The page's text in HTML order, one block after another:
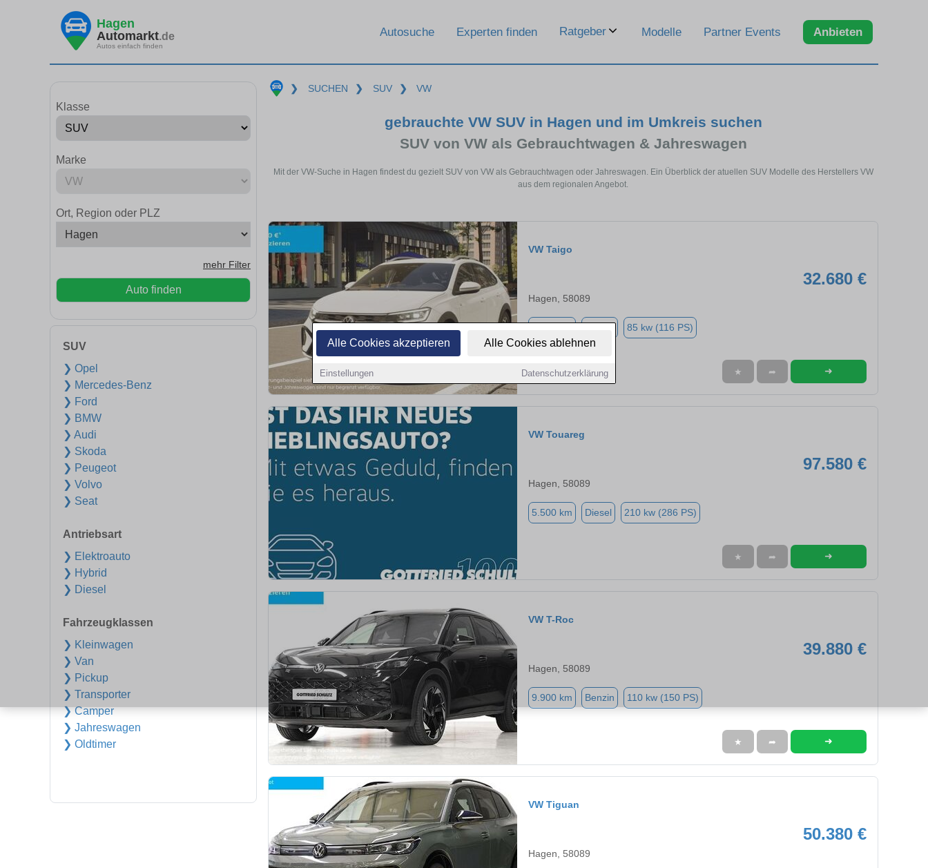
Alle Cookies akzeptieren Alle Cookies ablehnen
Einstellungen Datenschutzerklärung
Hagen
Automarkt.de
Autos einfach finden
Autosuche Experten finden Ratgeber Modelle Partner Events Anbieten
Klasse
Marke
Ort, Region oder PLZ
mehr Filter
Auto finden
SUV
❯ Opel
❯ Mercedes-Benz
❯ Ford
❯ BMW
❯ Audi
❯ Skoda
❯ Peugeot
❯ Volvo
❯ Seat
Antriebsart
❯ Elektroauto
❯ Hybrid
❯ Diesel
Fahrzeugklassen
❯ Kleinwagen
❯ Van
❯ Pickup
❯ Transporter
❯ Camper
❯ Jahreswagen
❯ Oldtimer
❯ SUCHEN ❯ SUV ❯ VW
gebrauchte VW SUV in Hagen und im Umkreis suchen
SUV von VW als Gebrauchtwagen & Jahreswagen
Mit der VW-Suche in Hagen findest du gezielt SUV von VW als Gebrauchtwagen oder Jahreswagen. Ein Überblick der atuellen SUV Modelle des Herstellers VW
aus dem regionalen Angebot.
VW Taigo
32.680 €
Hagen, 58089
85 kw (116 PS)
★ ➦ ➜
VW Touareg
97.580 €
Hagen, 58089
5.500 km Diesel 210 kw (286 PS)
★ ➦ ➜
VW T-Roc
39.880 €
Hagen, 58089
9.900 km Benzin 110 kw (150 PS)
★ ➦ ➜
VW Tiguan
50.380 €
Hagen, 58089